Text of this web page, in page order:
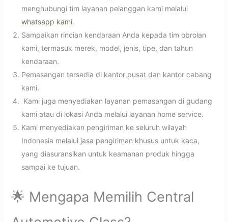
menghubungi tim layanan pelanggan kami melalui
whatsapp kami.
Sampaikan rincian kendaraan Anda kepada tim obrolan
kami, termasuk merek, model, jenis, tipe, dan tahun
kendaraan.
Pemasangan tersedia di kantor pusat dan kantor cabang
kami.
Kami juga menyediakan layanan pemasangan di gudang
kami atau di lokasi Anda melalui layanan home service.
Kami menyediakan pengiriman ke seluruh wilayah
Indonesia melalui jasa pengiriman khusus untuk kaca,
yang diasuransikan untuk keamanan produk hingga
sampai ke tujuan.
🌟 Mengapa Memilih Central